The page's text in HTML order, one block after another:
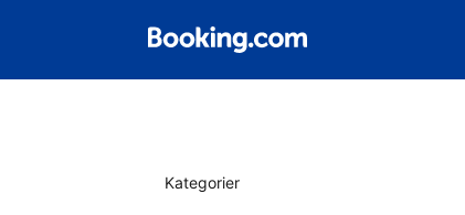
Kategorier